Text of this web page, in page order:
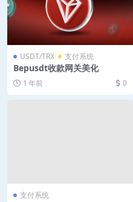
USDT/TRX 支付系统
Bepusdt收款网关美化
1 年前 0
支付系统